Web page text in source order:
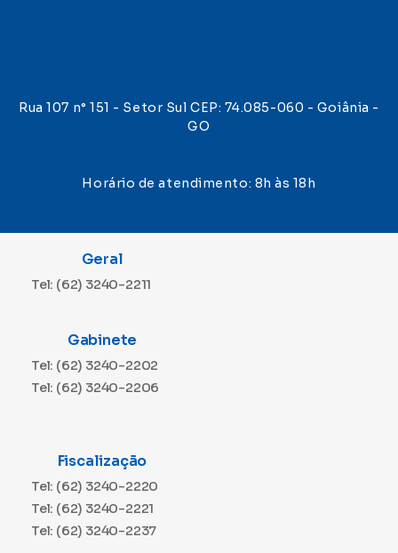
Rua 107 n° 151 - Setor Sul CEP: 74.085-060 - Goiânia -
GO
Horário de atendimento: 8h às 18h
Geral
Tel: (62) 3240-2211
Gabinete
Tel: (62) 3240-2202
Tel: (62) 3240-2206
Fiscalização
Tel: (62) 3240-2220
Tel: (62) 3240-2221
Tel: (62) 3240-2237